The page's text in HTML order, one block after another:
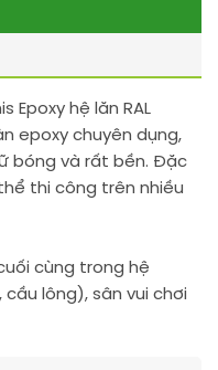
Epoxy hệ lăn RAL
epoxy chuyên dụng,
bóng và rất bền. Đặc
thi công trên nhiều
cùng trong hệ
lông), sân vui chơi